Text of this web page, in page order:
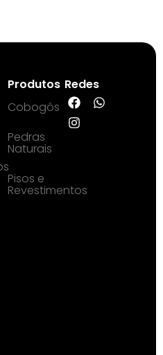
Produtos
Cobogós
Pedras
Naturais
Pisos e
Revestimentos
Redes